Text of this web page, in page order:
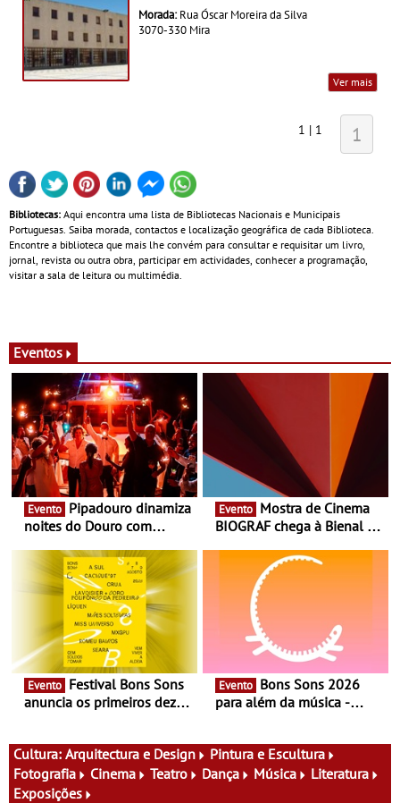
Morada: Rua Óscar Moreira da Silva
3070-330 Mira
Ver mais
1 | 1 1
Bibliotecas: Aqui encontra uma lista de Bibliotecas Nacionais e Municipais
Portuguesas. Saiba morada, contactos e localização geográfica de cada Biblioteca.
Encontre a biblioteca que mais lhe convém para consultar e requisitar um livro,
jornal, revista ou outra obra, participar em actividades, conhecer a programação,
visitar a sala de leitura ou multimédia.
Eventos
Evento
noites do Douro com
vinho, gastronomia e
música
Evento
BIOGRAF chega à Bienal de
Documentário, ensaio
fílmico e práticas artísticas
Evento
anuncia os primeiros dez
Evento
para além da música -
atividades para toda a
família e muito mais
Cultura: Arquitectura e Design
Pintura e Escultura
Fotografia
Cinema Teatro Dança Música
Literatura
Exposições